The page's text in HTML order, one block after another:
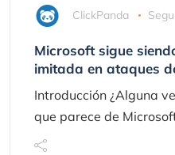
ClickPanda
Microsoft sigue
imitada en ataques
Introducción ¿Alguna
que parece de